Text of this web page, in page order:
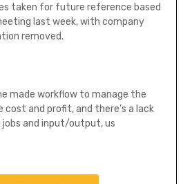
taken for future reference based
last week, with company
removed.
made workflow to manage the
and profit, and there’s a lack
and input/output, us